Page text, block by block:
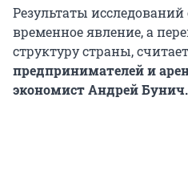
Результаты
временное явление, а
структуру страны, считает
предпринимателей и
экономистАндрей Бунич.